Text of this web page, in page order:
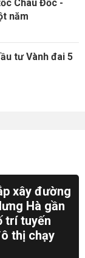
Châu Đốc -
năm
tư Vành đai 5
xây đường
Hà gần
trí tuyến
thị chạy